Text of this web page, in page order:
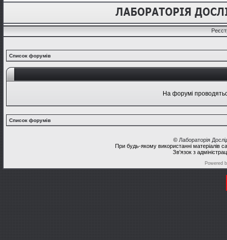
Список форумів
На форумі
Список форумів
© Лабораторія
При будь-якому використанні матеріалів
Зв'язок з
Powered